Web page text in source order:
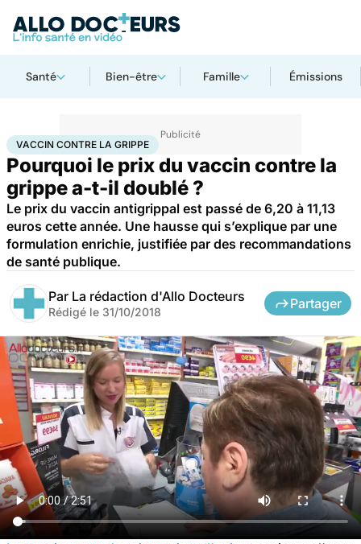
Santé Bien-être Famille Émissions
AccueilSantéMédicamentsVaccin contre la grippe
VACCIN CONTRE LA GRIPPE
Pourquoi le prix du vaccin contre la
grippe a-t-il doublé ?
Le prix du vaccin antigrippal est passé de 6,20 à 11,13
euros cette année. Une hausse qui s’explique par une
formulation enrichie, justifiée par des recommandations
de santé publique.
Par La rédaction d'Allo Docteurs
Rédigé le 31/10/2018
Partager